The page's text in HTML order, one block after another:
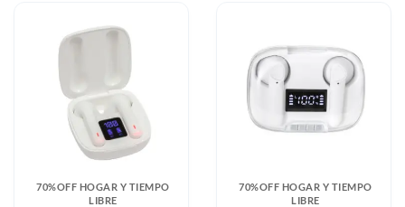
70%OFF HOGAR Y TIEMPO
LIBRE
70%OFF HOGAR Y TIEMPO
LIBRE